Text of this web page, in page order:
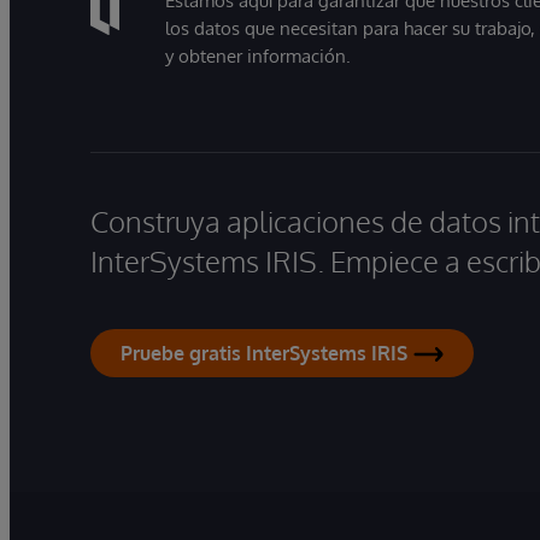
información fiable, actualizada y preparada
para su uso empresarial.
los datos que necesitan para hacer su
y obtener información.
Construya aplicaciones de datos
InterSystems IRIS. Empiece a
Pruebe gratis InterSystems IRIS